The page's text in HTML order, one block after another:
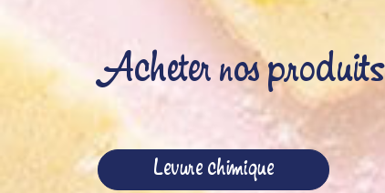
Acheter nos produits
Levure chimique